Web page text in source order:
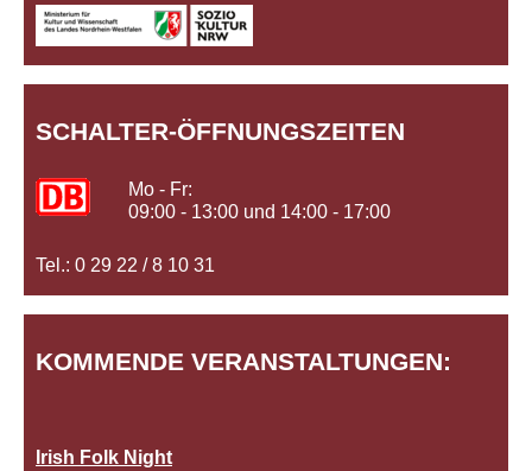
SCHALTER-ÖFFNUNGSZEITEN
Mo - Fr:
09:00 - 13:00 und 14:00 - 17:00
Tel.: 0 29 22 / 8 10 31
KOMMENDE VERANSTALTUNGEN:
Irish Folk Night